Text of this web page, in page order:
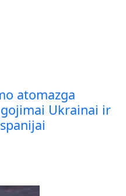
atomazga
Ukrainai ir